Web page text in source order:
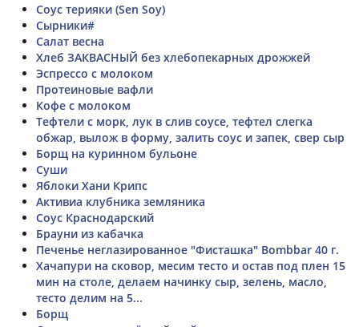
Соус терияки (Sen Soy)
Сырники#
Салат весна
Хлеб ЗАКВАСНЫЙ без хлебопекарных дрожжей
Эспрессо с молоком
Протеиновые вафли
Кофе с молоком
Тефтели с морк, лук в слив соусе, тефтел слегка
обжар, вылож в форму, залить соус и запек, свер сыр
Борщ на куринном бульоне
Суши
Яблоки Хани Крипс
Активиа клубника земляника
Соус Краснодарский
Брауни из кабачка
Печенье неглазированное "Фисташка" Bombbar 40 г.
Хачапури на сковор, месим тесто и остав под плен 15
мин на столе, делаем начинку сыр, зелень, масло,
тесто делим на 5...
Борщ